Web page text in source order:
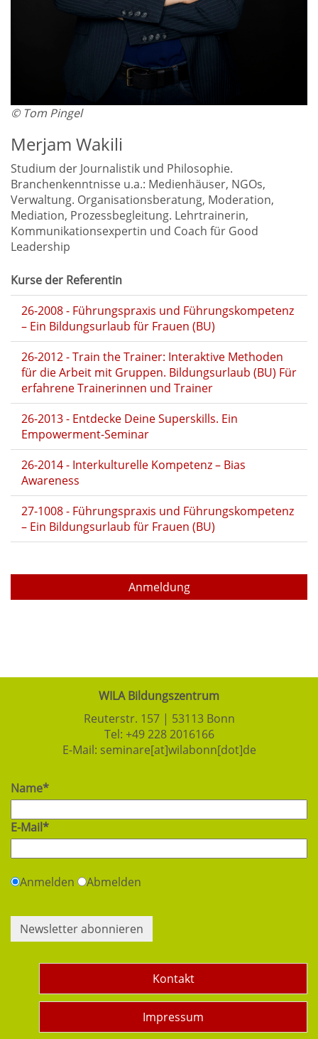
© Tom Pingel
Merjam Wakili
Studium der Journalistik und Philosophie.
Branchenkenntnisse u.a.: Medienhäuser, NGOs,
Verwaltung. Organisationsberatung, Moderation,
Mediation, Prozessbegleitung. Lehrtrainerin,
Kommunikationsexpertin und Coach für Good
Leadership
Kurse der Referentin
26-2008 - Führungspraxis und Führungskompetenz
– Ein Bildungsurlaub für Frauen (BU)
26-2012 - Train the Trainer: Interaktive Methoden
für die Arbeit mit Gruppen. Bildungsurlaub (BU) Für
erfahrene Trainerinnen und Trainer
26-2013 - Entdecke Deine Superskills. Ein
Empowerment-Seminar
26-2014 - Interkulturelle Kompetenz – Bias
Awareness
27-1008 - Führungspraxis und Führungskompetenz
– Ein Bildungsurlaub für Frauen (BU)
Anmeldung
WILA Bildungszentrum
Reuterstr. 157 | 53113 Bonn
Tel: +49 228 2016166
E-Mail: seminare[at]wilabonn[dot]de
Name*
E-Mail*
Anmelden Abmelden
Newsletter abonnieren
Kontakt
Impressum